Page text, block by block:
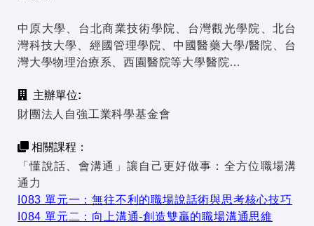
中原大學、台北商業技術學院、台灣觀光學院、北台
灣科技大學、經國管理學院、中國醫藥大學/醫院、台
灣大學物理治療系、西園醫院等大學醫院…
主辦單位:
財團法人自強工業科學基金會
相關課程：
「懂說話、會溝通」讓自己更好做事：全方位職場溝
通力
I083 單元一：無往不利的職場說話術與思考核心技巧
I084 單元二：向上溝通-創造雙贏的職場溝通思維